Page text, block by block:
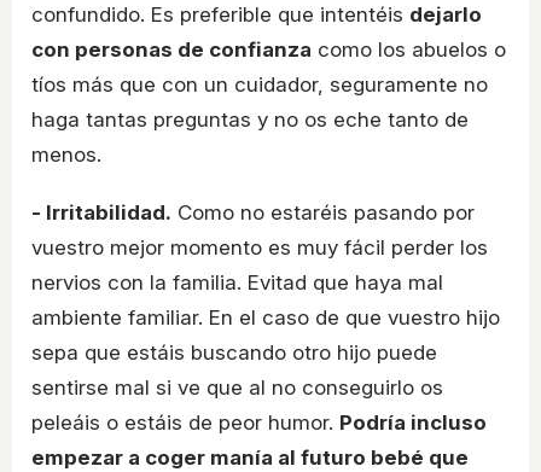
confundido. Es preferible que intentéis dejarlo
con personas de confianza como los abuelos o
tíos más que con un cuidador, seguramente no
haga tantas preguntas y no os eche tanto de
menos.
- Irritabilidad. Como no estaréis pasando por
vuestro mejor momento es muy fácil perder los
nervios con la familia. Evitad que haya mal
ambiente familiar. En el caso de que vuestro hijo
sepa que estáis buscando otro hijo puede
sentirse mal si ve que al no conseguirlo os
peleáis o estáis de peor humor. Podría incluso
empezar a coger manía al futuro bebé que